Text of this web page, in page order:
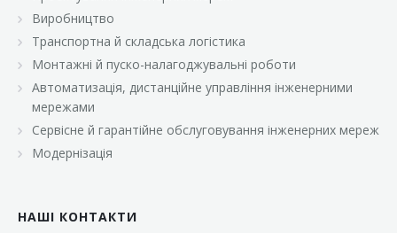
«Малинка»
«Марс»
«Оптовичок»
«Свіжачок»
Виробництво
Транспортна й складська логістика
Монтажні й пуско-налагоджувальні роботи
Автоматизація, дистанційне управління інженерними
мережами
Сервісне й гарантійне обслуговування інженерних мереж
Модернізація
НАШІ КОНТАКТИ